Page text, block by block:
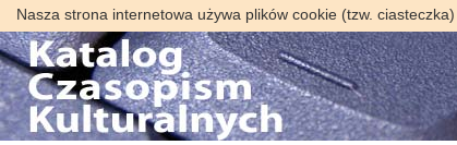
Nasza strona internetowa używa plików cookie (tzw.